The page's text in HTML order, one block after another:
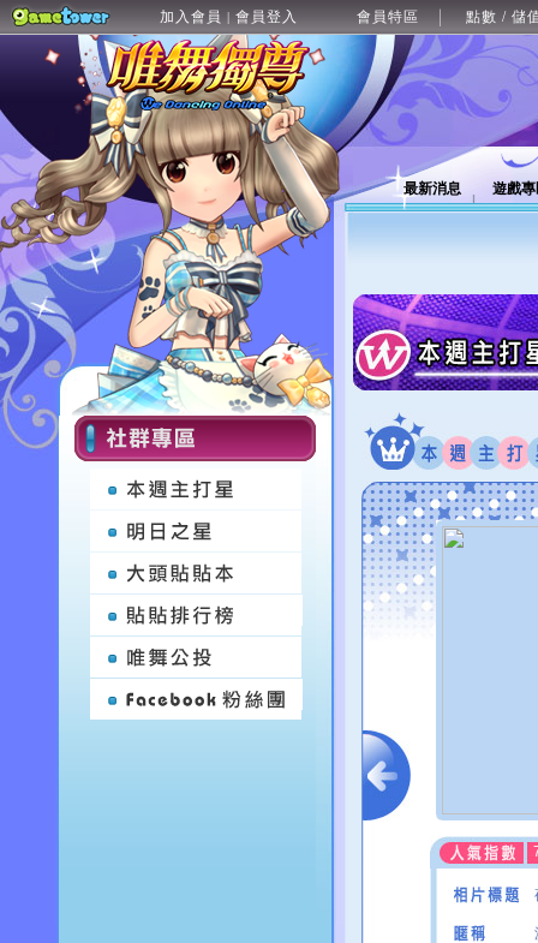
加入會員 | 會員登入 會員特區 點數 / 儲
最新消息 遊戲